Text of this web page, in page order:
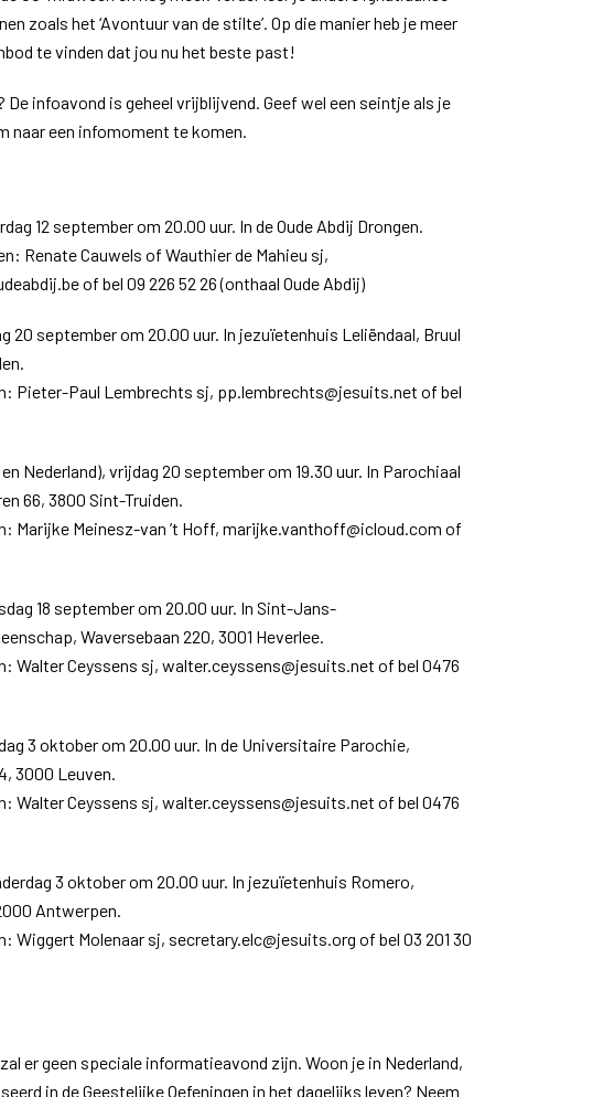
zoals het ‘Avontuur van de stilte’. Op die manier heb je meer
te vinden dat jou nu het beste past!
De infoavond is geheel vrijblijvend. Geef wel een seintje als je
naar een infomoment te komen.
12 september om 20.00 uur. In de Oude Abdij Drongen.
Renate Cauwels of Wauthier de Mahieu sj,
of bel 09 226 52 26 (onthaal Oude Abdij)
20 september om 20.00 uur. In jezuïetenhuis Leliëndaal, Bruul
Pieter-Paul Lembrechts sj, pp.lembrechts@jesuits.net of bel
Nederland), vrijdag 20 september om 19.30 uur. In Parochiaal
66, 3800 Sint-Truiden.
Marijke Meinesz-van ’t Hoff, marijke.vanthoff@icloud.com of
18 september om 20.00 uur. In Sint-Jans-
Waversebaan 220, 3001 Heverlee.
Walter Ceyssens sj, walter.ceyssens@jesuits.net of bel 0476
3 oktober om 20.00 uur. In de Universitaire Parochie,
3000 Leuven.
Walter Ceyssens sj, walter.ceyssens@jesuits.net of bel 0476
3 oktober om 20.00 uur. In jezuïetenhuis Romero,
Antwerpen.
Wiggert Molenaar sj, secretary.elc@jesuits.org of bel 03 201 30
er geen speciale informatieavond zijn. Woon je in Nederland,
in de Geestelijke Oefeningen in het dagelijks leven? Neem